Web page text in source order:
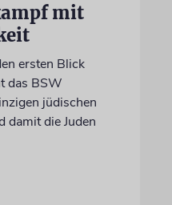
mit
ersten Blick
das BSW
jüdischen
damit die Juden